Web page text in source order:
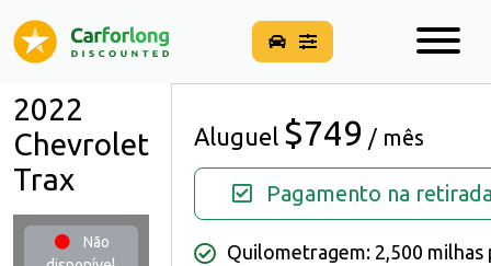
2022
Chevrolet
Trax
Não
Aluguel $749 / mês
Pagamento na
Quilometragem: 2,500 milhas